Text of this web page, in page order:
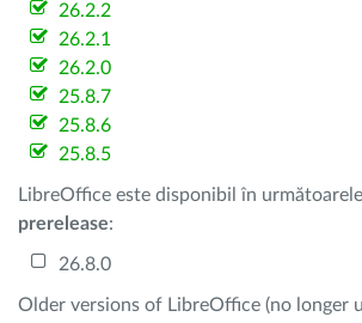
26.2.2
26.2.1
26.2.0
25.8.7
25.8.6
25.8.5
LibreOffice este disponibil în
prerelease:
26.8.0
Older versions of LibreOffice (no longer